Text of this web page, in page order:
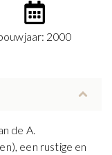
2000
de A.
een rustige en